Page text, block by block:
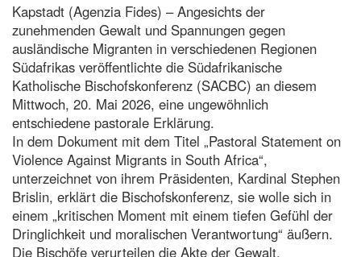
Kapstadt (Agenzia Fides) – Angesichts der
zunehmenden Gewalt und Spannungen gegen
ausländische Migranten in verschiedenen Regionen
Südafrikas veröffentlichte die Südafrikanische
Katholische Bischofskonferenz (SACBC) an diesem
Mittwoch, 20. Mai 2026, eine ungewöhnlich
entschiedene pastorale Erklärung.
In dem Dokument mit dem Titel „Pastoral Statement on
Violence Against Migrants in South Africa“,
unterzeichnet von ihrem Präsidenten, Kardinal Stephen
Brislin, erklärt die Bischofskonferenz, sie wolle sich in
einem „kritischen Moment mit einem tiefen Gefühl der
Dringlichkeit und moralischen Verantwortung“ äußern.
Die Bischöfe verurteilen die Akte der Gewalt,